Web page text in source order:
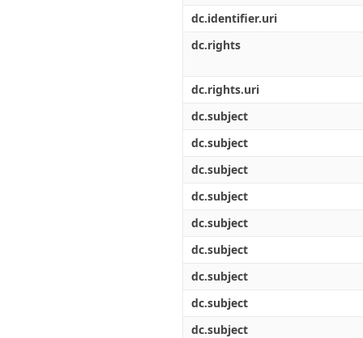
dc.identifier.uri
dc.rights
dc.rights.uri
dc.subject
dc.subject
dc.subject
dc.subject
dc.subject
dc.subject
dc.subject
dc.subject
dc.subject